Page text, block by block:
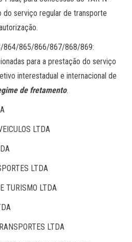
do serviço regular de transporte
864/865/866/867/868/869:
para a prestação do serviço
interestadual e internacional de
de fretamento.
LTDA
LTDA
TURISMO LTDA
LTDA